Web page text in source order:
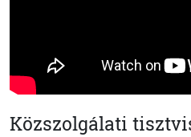
Közszolgálati